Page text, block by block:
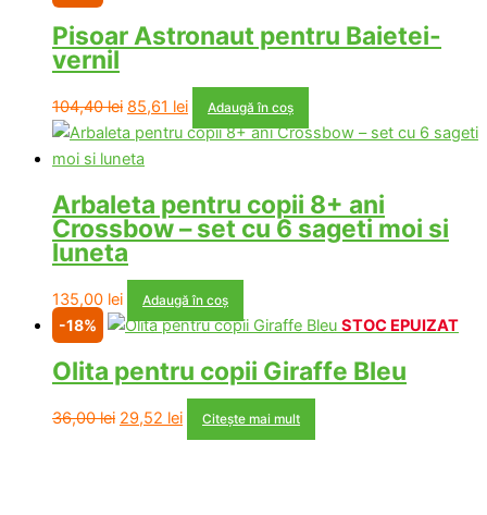
Pisoar Astronaut pentru Baietei-
vernil
104,40lei Prețul
inițial
a
104,40 lei.
85,61 leiPrețul
curent
Adaugă în coș
Arbaleta pentru copii 8+ ani
Crossbow – set cu 6 sageti moi si
luneta
135,00 lei Adaugă în coș
-18% STOC EPUIZAT
Olita pentru copii Giraffe Bleu
36,00lei Prețul
29,52 leiPrețul
curent
Citește mai mult